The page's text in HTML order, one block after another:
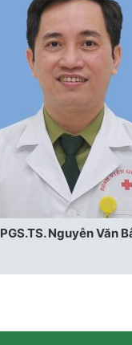
PGS.TS. Nguyễn Văn